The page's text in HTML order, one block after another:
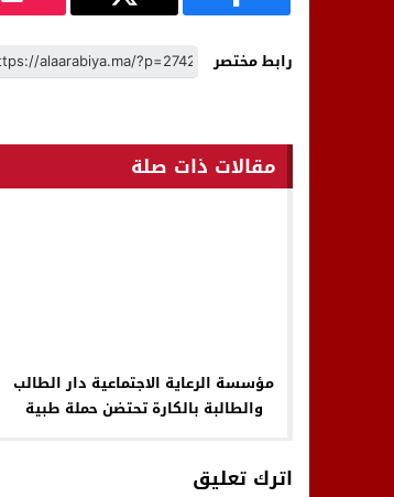
رابط مختصر
مقالات ذات صلة
مؤسسة الرعاية الاجتماعية دار الطالب
والطالبة بالكارة تحتضن حملة طبية
اترك تعليق